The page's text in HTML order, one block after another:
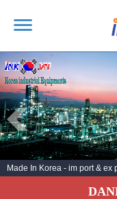
TRANG CHỦ
GIỚI THIỆU
SẢN PHẨM
DỊCH VỤ
TIN TỨC
Made In Korea - im port & ex